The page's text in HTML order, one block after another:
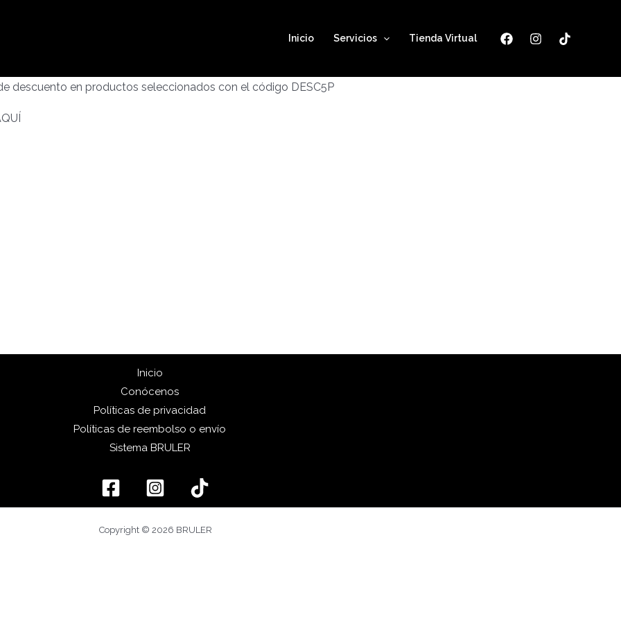
Inicio Servicios Tienda Virtual
descuento en productos seleccionados con el código DESC5P
Inicio
Conócenos
Políticas de privacidad
Políticas de reembolso o envío
Sistema BRULER
Copyright © 2026 BRULER